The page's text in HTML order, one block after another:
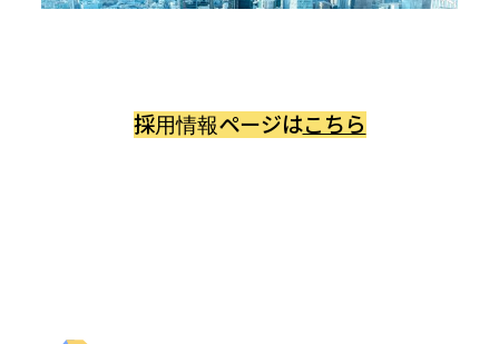
採用情報ページはこちら